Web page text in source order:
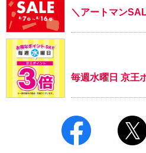
＼アートマン
毎週水曜日 京王